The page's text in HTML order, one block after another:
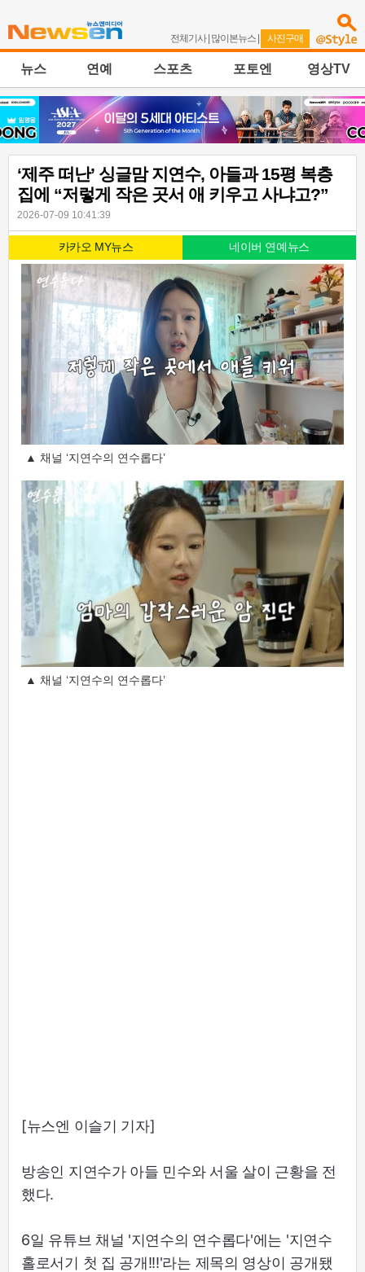
전체기사| 많이본뉴스 | 사진구매
뉴스 연예 스포츠 포토엔 영상TV
‘제주 떠난’ 싱글맘 지연수, 아들과 15평 복층
집에 “저렇게 작은 곳서 애 키우고 사냐고?”
2026-07-09 10:41:39
카카오 MY뉴스 네이버 연예뉴스
▲ 채널 ‘지연수의 연수롭다’
▲ 채널 ‘지연수의 연수롭다’
[뉴스엔 이슬기 기자]
방송인 지연수가 아들 민수와 서울 살이 근황을 전
했다.
6일 유튜브 채널 '지연수의 연수롭다'에는 '지연수
홀로서기 첫 집 공개!!!'라는 제목의 영상이 공개됐